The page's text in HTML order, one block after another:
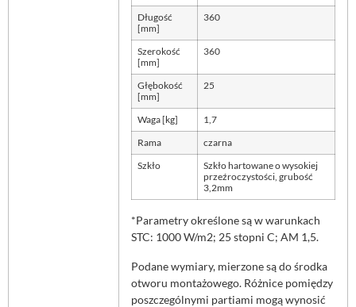
Długość
[mm]
360
Szerokość
[mm]
360
Głębokość
[mm]
25
Waga [kg] 1,7
Rama czarna
Szkło
Szkło hartowane o wysokiej
przeźroczystości, grubość
3,2mm
*Parametry określone są w warunkach
STC: 1000 W/m2; 25 stopni C; AM 1,5.
Podane wymiary, mierzone są do środka
otworu montażowego. Różnice pomiędzy
poszczególnymi partiami mogą wynosić